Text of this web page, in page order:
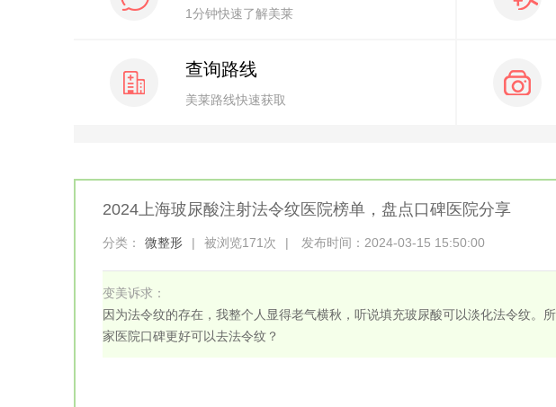
1分钟快速了解美莱
查询路线
美莱路线快速获取
2024上海玻尿酸注射法令纹医院榜单，盘点口碑医院分享
分类： 微整形 | 被浏览171次 | 发布时间：2024-03-15 15:50:00
变美诉求：
因为法令纹的存在，我整个人显得老气横秋，听说填充玻尿酸可以淡化法令纹。
家医院口碑更好可以去法令纹？